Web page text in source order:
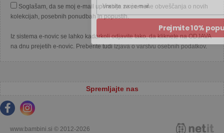
Soglašam, da se moj e-mail uporablja za namene obveščanja o novih
kolekcijah, posebnih ponudbah in popustih.
Iz sistema e-novic se lahko kadarkoli odjavite tako, da kliknete na ODJAVA
na dnu prejetih e-novic. Preberite tudiIzjava o varstvu osebnih podatkov.
Spremljajte nas
www.bambini.si © 2012-2026
Prejmite 10%